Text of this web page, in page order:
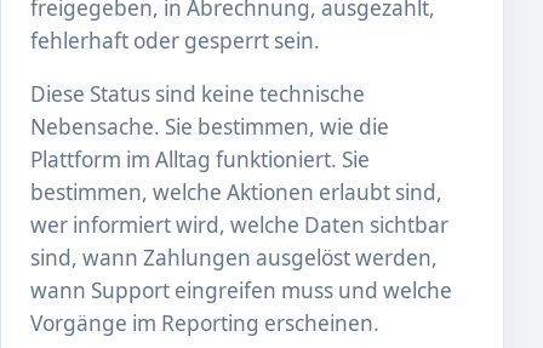
freigegeben, in Abrechnung, ausgezahlt,
fehlerhaft oder gesperrt sein.
Diese Status sind keine technische
Nebensache. Sie bestimmen, wie die
Plattform im Alltag funktioniert. Sie
bestimmen, welche Aktionen erlaubt sind,
wer informiert wird, welche Daten sichtbar
sind, wann Zahlungen ausgelöst werden,
wann Support eingreifen muss und welche
Vorgänge im Reporting erscheinen.